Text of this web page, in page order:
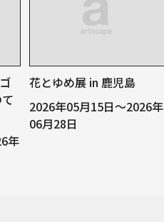
年
花とゆめ展 in 鹿児島
2026年05月15日～2026年
06月28日